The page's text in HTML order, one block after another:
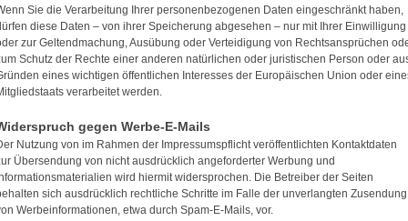
Sie die Verarbeitung Ihrer personenbezogenen Daten eingeschränkt haben,
diese Daten – von ihrer Speicherung abgesehen – nur mit Ihrer Einwilligung
zur Geltendmachung, Ausübung oder Verteidigung von Rechtsansprüchen
Schutz der Rechte einer anderen natürlichen oder juristischen Person oder
eines wichtigen öffentlichen Interesses der Europäischen Union oder
verarbeitet werden.
gegen Werbe-E-Mails
Nutzung von im Rahmen der Impressumspflicht veröffentlichten Kontaktdaten
Übersendung von nicht ausdrücklich angeforderter Werbung und
wird hiermit widersprochen. Die Betreiber der Seiten
sich ausdrücklich rechtliche Schritte im Falle der unverlangten Zusendung
Werbeinformationen, etwa durch Spam-E-Mails, vor.